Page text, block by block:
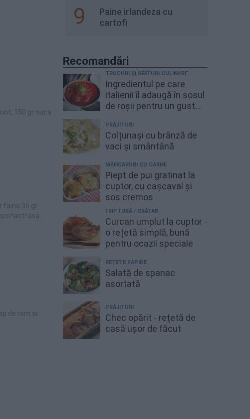
150 gr nuca
faina 35 gr
de rom si
9
Paine irlandeza cu
cartofi
Recomandări
TRUCURI ȘI SFATURI CULINARE
Ingredientul pe care
italienii îl adaugă în sosul
de roșii pentru un gust
PRĂJITURI
Colțunași cu brânză de
vaci și smântână
MÂNCĂRURI CU CARNE
Piept de pui gratinat la
cuptor, cu cașcaval și
sos cremos
FRIPTURĂ / GRĂTAR
Curcan umplut la cuptor -
o rețetă simplă, bună
pentru ocazii speciale
REȚETE RAPIDE
Salată de spanac
asortată
PRĂJITURI
Chec opărit - rețetă de
casă ușor de făcut